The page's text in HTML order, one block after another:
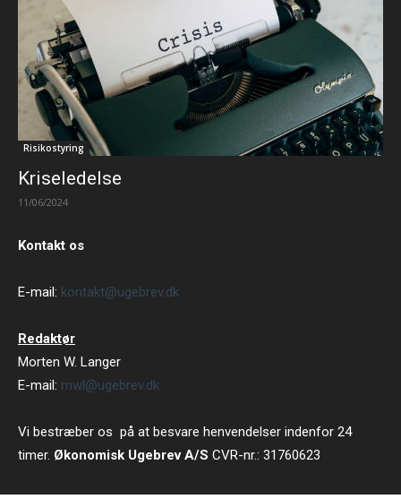
Risikostyring
Kriseledelse
11/06/2024
Kontakt os
E-mail: kontakt@ugebrev.dk
Redaktør
Morten W. Langer
E-mail: mwl@ugebrev.dk
Vi bestræber os på at besvare henvendelser indenfor 24
timer. Økonomisk Ugebrev A/S CVR-nr.: 31760623